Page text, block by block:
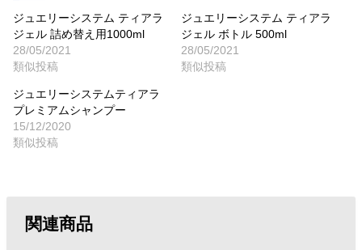
ジュエリーシステム ティアラ
ジェル 詰め替え用1000ml
28/05/2021
類似投稿
ジュエリーシステム ティアラ
ジェル ボトル 500ml
28/05/2021
類似投稿
ジュエリーシステムティアラ
プレミアムシャンプー
15/12/2020
類似投稿
関連商品